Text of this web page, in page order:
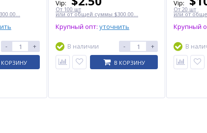
- +
КОРЗИНУ
Vip:
От 100 шт
или от общей суммы $300.00...
Крупный опт: уточнить
В наличии - +
В КОРЗИНУ
Vip:
От 20 шт
или от
Крупный
В